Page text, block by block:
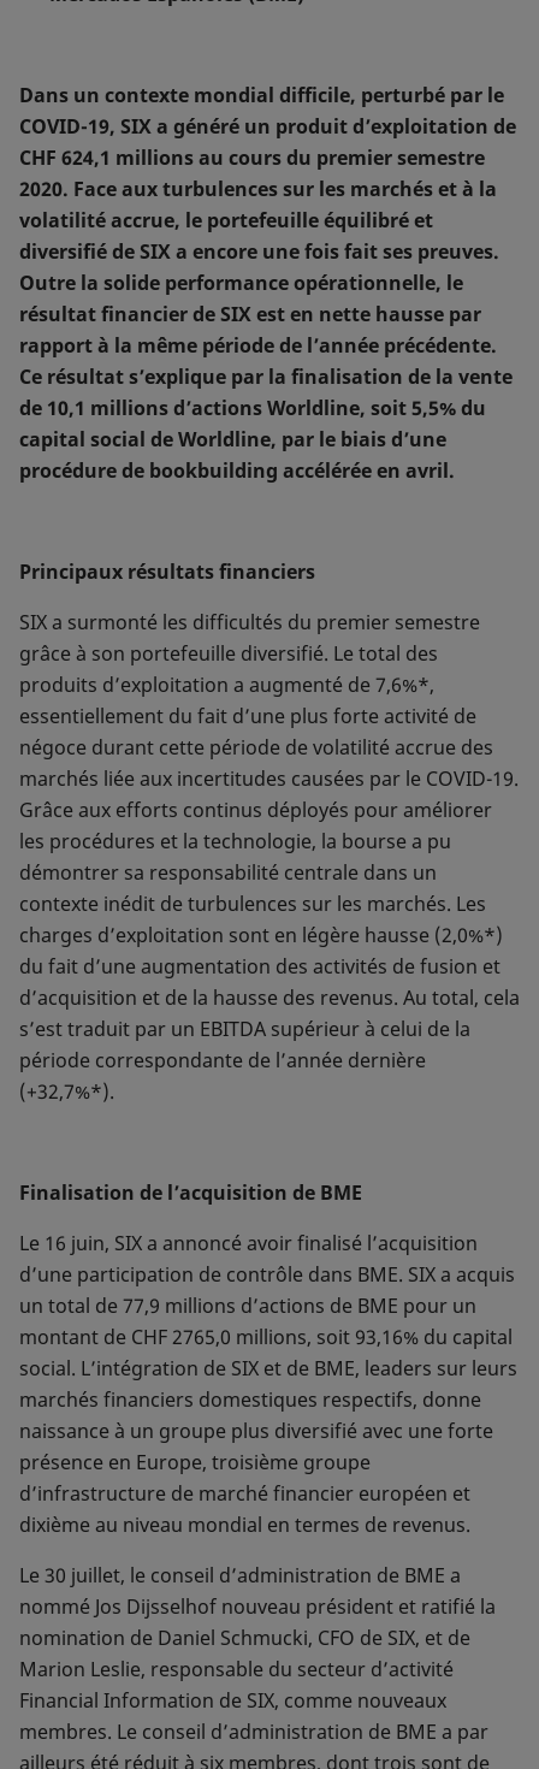
Dans un contexte mondial difficile, perturbé par le
COVID-19, SIX a généré un produit d’exploitation de
CHF 624,1 millions au cours du premier semestre
2020. Face aux turbulences sur les marchés et à la
volatilité accrue, le portefeuille équilibré et
diversifié de SIX a encore une fois fait ses preuves.
Outre la solide performance opérationnelle, le
résultat financier de SIX est en nette hausse par
rapport à la même période de l’année précédente.
Ce résultat s’explique par la finalisation de la vente
de 10,1 millions d’actions Worldline, soit 5,5% du
capital social de Worldline, par le biais d’une
procédure de bookbuilding accélérée en avril.
Principaux résultats financiers
SIX a surmonté les difficultés du premier semestre
grâce à son portefeuille diversifié. Le total des
produits d’exploitation a augmenté de 7,6%*,
essentiellement du fait d’une plus forte activité de
négoce durant cette période de volatilité accrue des
marchés liée aux incertitudes causées par le COVID-19.
Grâce aux efforts continus déployés pour améliorer
les procédures et la technologie, la bourse a pu
démontrer sa responsabilité centrale dans un
contexte inédit de turbulences sur les marchés. Les
charges d’exploitation sont en légère hausse (2,0%*)
du fait d’une augmentation des activités de fusion et
d’acquisition et de la hausse des revenus. Au total, cela
s’est traduit par un EBITDA supérieur à celui de la
période correspondante de l’année dernière
(+32,7%*).
Finalisation de l’acquisition de BME
Le 16 juin, SIX a annoncé avoir finalisé l’acquisition
d’une participation de contrôle dans BME. SIX a acquis
un total de 77,9 millions d’actions de BME pour un
montant de CHF 2765,0 millions, soit 93,16% du capital
social. L’intégration de SIX et de BME, leaders sur leurs
marchés financiers domestiques respectifs, donne
naissance à un groupe plus diversifié avec une forte
présence en Europe, troisième groupe
d’infrastructure de marché financier européen et
dixième au niveau mondial en termes de revenus.
Le 30 juillet, le conseil d’administration de BME a
nommé Jos Dijsselhof nouveau président et ratifié la
nomination de Daniel Schmucki, CFO de SIX, et de
Marion Leslie, responsable du secteur d’activité
Financial Information de SIX, comme nouveaux
membres. Le conseil d’administration de BME a par
ailleurs été réduit à six membres, dont trois sont de